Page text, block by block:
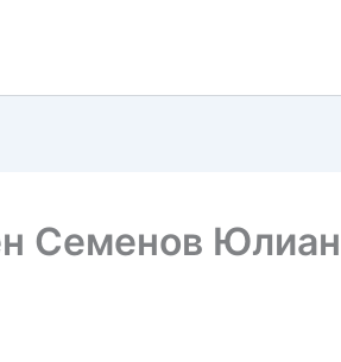
Семенов Юлиан